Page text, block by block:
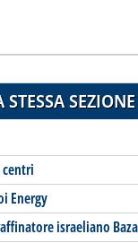
SEZIONE
Energy
israeliano